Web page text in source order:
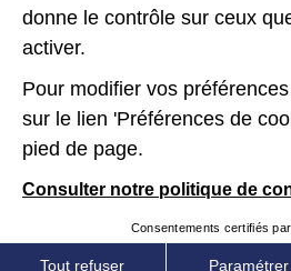
Gérer les cookies
Kit de communication
Accessibilité :
donne le contrôle sur ceux
activer.
Pour modifier vos
sur le lien 'Préférences de
pied de page.
Consulter notre politique de
Consentements certifiés par
Tout refuser Paramétrer